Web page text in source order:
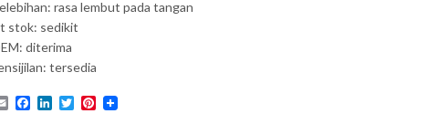
rasa lembut pada tangan
stok: sedikit
diterima
tersedia
EmailFacebook
LinkedIn
TwitterPinterest